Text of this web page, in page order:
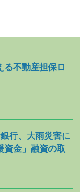
る不動産担保ロ
行、大雨災害に
資金」融資の取